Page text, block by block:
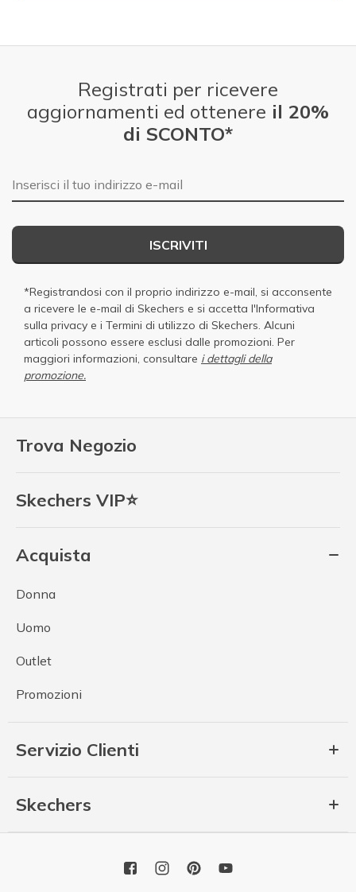
Trova Negozio
Skechers VIP⭐
Acquista
Donna
Uomo
Outlet
Promozioni
Servizio Clienti
Skechers
Registrati per ricevere
aggiornamenti ed ottenere il 20%
di SCONTO*
E-mail
ISCRIVITI
*Registrandosi con il proprio indirizzo e-mail, si acconsente
a ricevere le e-mail di Skechers e si accetta l'Informativa
sulla privacy e i Termini di utilizzo di Skechers. Alcuni
articoli possono essere esclusi dalle promozioni. Per
maggiori informazioni, consultare i dettagli della
promozione.